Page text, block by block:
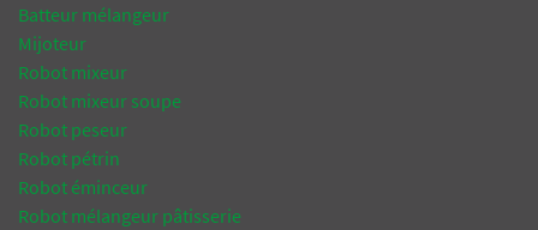
Batteur mélangeur
Mijoteur
Robot mixeur
Robot mixeur soupe
Robot peseur
Robot pétrin
Robot éminceur
Robot mélangeur pâtisserie